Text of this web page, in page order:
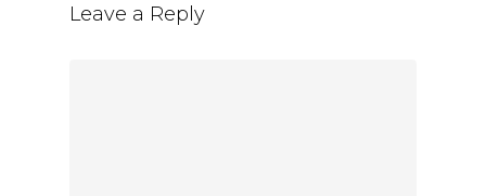
Leave a Reply